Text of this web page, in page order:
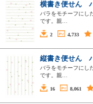
横書き便せん
バラをモチーフにし
です。親…
2 4,733
縦書き便せん
バラをモチーフにし
です。親…
16 8,061